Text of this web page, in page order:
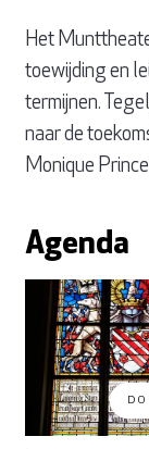
Het
toewijding en
termijnen.
naar de
Monique
Agenda